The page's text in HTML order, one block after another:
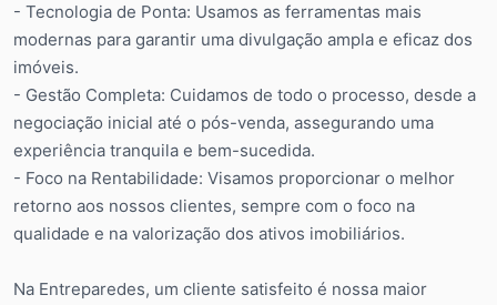
- Tecnologia de Ponta: Usamos as ferramentas mais
modernas para garantir uma divulgação ampla e eficaz dos
imóveis.
- Gestão Completa: Cuidamos de todo o processo, desde a
negociação inicial até o pós-venda, assegurando uma
experiência tranquila e bem-sucedida.
- Foco na Rentabilidade: Visamos proporcionar o melhor
retorno aos nossos clientes, sempre com o foco na
qualidade e na valorização dos ativos imobiliários.
Na Entreparedes, um cliente satisfeito é nossa maior